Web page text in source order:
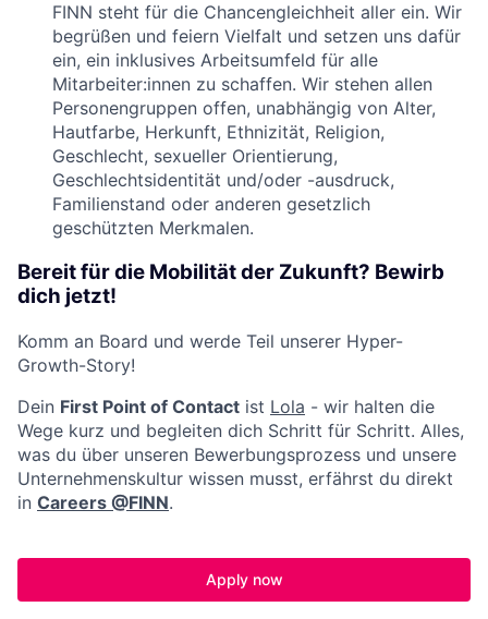
FINN steht für die Chancengleichheit aller ein. Wir
begrüßen und feiern Vielfalt und setzen uns dafür
ein, ein inklusives Arbeitsumfeld für alle
Mitarbeiter:innen zu schaffen. Wir stehen allen
Personengruppen offen, unabhängig von Alter,
Hautfarbe, Herkunft, Ethnizität, Religion,
Geschlecht, sexueller Orientierung,
Geschlechtsidentität und/oder -ausdruck,
Familienstand oder anderen gesetzlich
geschützten Merkmalen.
Bereit für die Mobilität der Zukunft? Bewirb
dich jetzt!
Komm an Board und werde Teil unserer Hyper-
Growth-Story!
Dein First Point of Contact ist Lola - wir halten die
Wege kurz und begleiten dich Schritt für Schritt. Alles,
was du über unseren Bewerbungsprozess und unsere
Unternehmenskultur wissen musst, erfährst du direkt
in Careers @FINN.
Apply now